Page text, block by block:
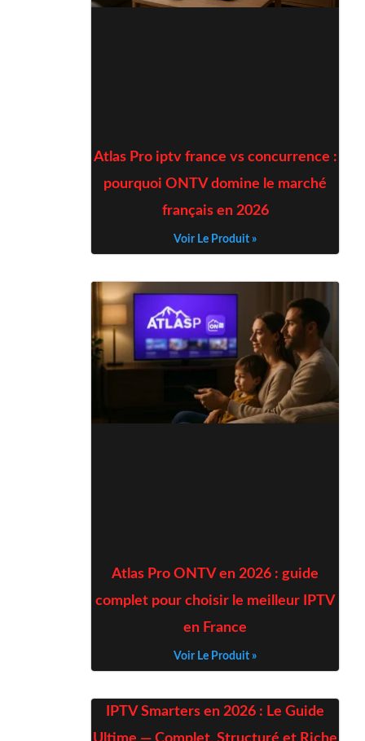
Atlas Pro iptv france vs concurrence :
pourquoi ONTV domine le marché
français en 2026
Voir Le Produit »
Atlas Pro ONTV en 2026 : guide
complet pour choisir le meilleur IPTV
en France
Voir Le Produit »
IPTV Smarters en 2026 : Le Guide